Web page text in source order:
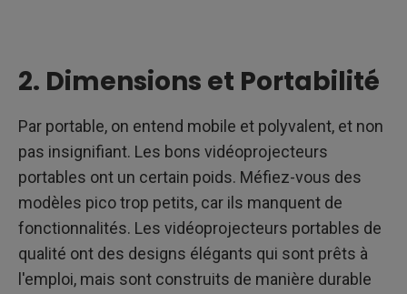
2. Dimensions et Portabilité
Par portable, on entend mobile et polyvalent, et non
pas insignifiant. Les bons vidéoprojecteurs
portables ont un certain poids. Méfiez-vous des
modèles pico trop petits, car ils manquent de
fonctionnalités. Les vidéoprojecteurs portables de
qualité ont des designs élégants qui sont prêts à
l'emploi, mais sont construits de manière durable